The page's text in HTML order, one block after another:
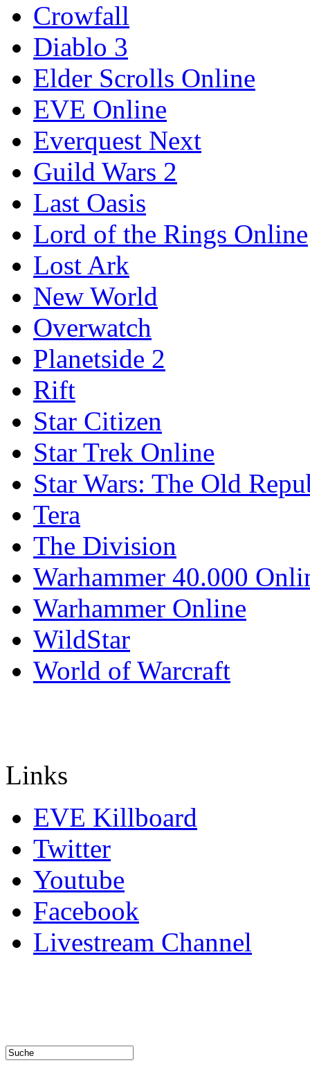
Crowfall
Diablo 3
Elder Scrolls Online
EVE Online
Everquest Next
Guild Wars 2
Last Oasis
Lord of the Rings Online
Lost Ark
New World
Overwatch
Planetside 2
Rift
Star Citizen
Star Trek Online
Star Wars: The Old
Tera
The Division
Warhammer 40.000
Warhammer Online
WildStar
World of Warcraft
Links
EVE Killboard
Twitter
Youtube
Facebook
Livestream Channel